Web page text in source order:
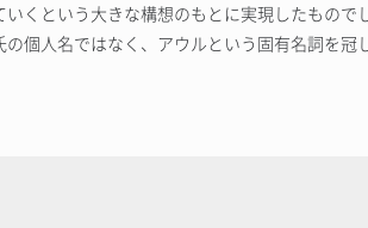
くという大きな構想のもとに実現したもの
個人名ではなく、アウルという固有名詞を